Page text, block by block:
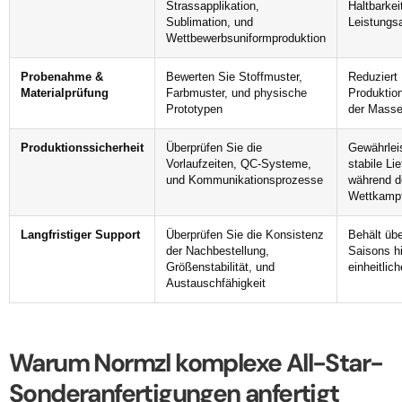
Strassapplikation,
Sublimation, und
Wettbewerbsuniformproduktion
Probenahme &
Materialprüfung
Bewerten Sie Stoffmuster,
Farbmuster, und physische
Prototypen
Reduziert
der
Produktionssicherheit
Überprüfen Sie die
Vorlaufzeiten, QC-Systeme,
und Kommunikationsprozesse
stabile
während
Langfristiger Support
Überprüfen Sie die Konsistenz
der Nachbestellung,
Größenstabilität, und
Austauschfähigkeit
Behält
Saisons
Warum Normzl komplexe All-Star-
Sonderanfertigungen anfertigt